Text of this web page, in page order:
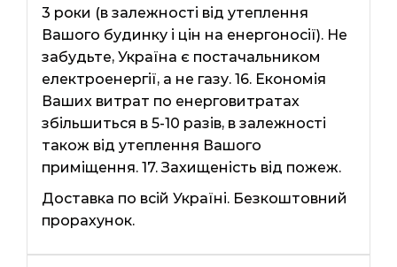
3 роки (в залежності від утеплення
Вашого будинку і цін на енергоносії). Не
забудьте, Україна є постачальником
електроенергії, а не газу. 16. Економія
Ваших витрат по енерговитратах
збільшиться в 5-10 разів, в залежності
також від утеплення Вашого
приміщення. 17. Захищеність від пожеж.
Доставка по всій Україні. Безкоштовний
прорахунок.